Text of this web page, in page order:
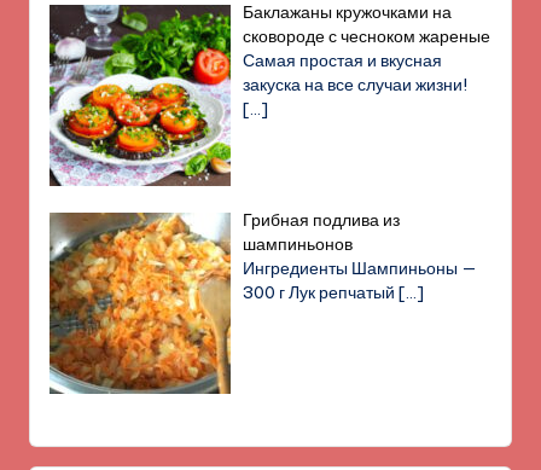
Баклажаны кружочками на
сковороде с чесноком жареные
Самая простая и вкусная
закуска на все случаи жизни!
[…]
Грибная подлива из
шампиньонов
Ингредиенты Шампиньоны —
300 г Лук репчатый[…]